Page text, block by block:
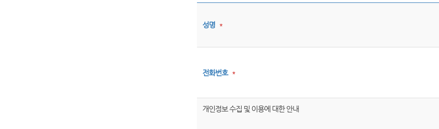
성명 *
전화번호 *
개인정보 수집 및 이용에 대한 안내